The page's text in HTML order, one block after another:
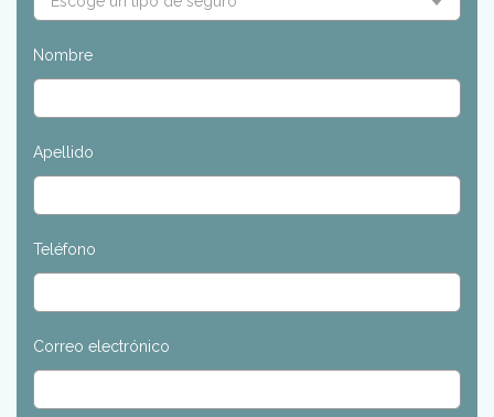
Nombre
Apellido
Teléfono
Correo electrónico